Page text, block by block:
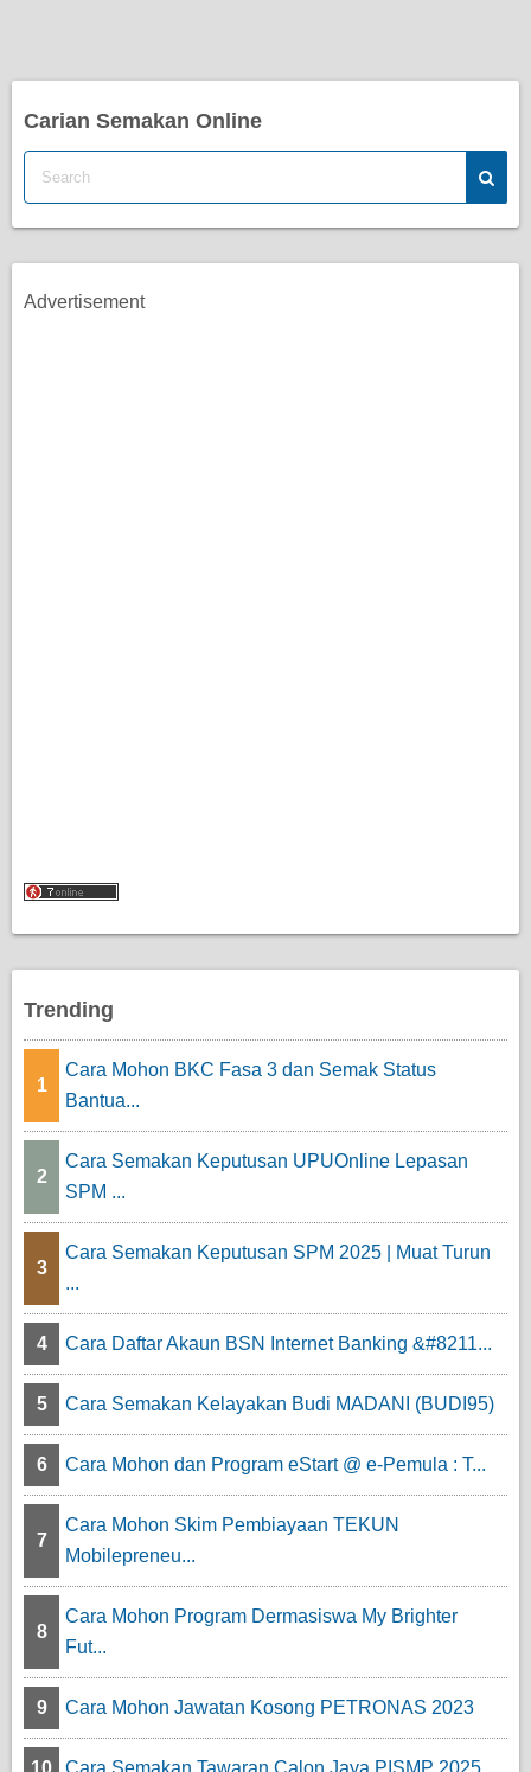
Carian Semakan Online
Advertisement
Trending
1
Cara Mohon BKC Fasa 3 dan Semak Status
Bantua...
2
Cara Semakan Keputusan UPUOnline Lepasan
SPM ...
3
Cara Semakan Keputusan SPM 2025 | Muat Turun
...
4 Cara Daftar Akaun BSN Internet Banking &#8211...
5 Cara Semakan Kelayakan Budi MADANI (BUDI95)
6 Cara Mohon dan Program eStart @ e-Pemula : T...
7
Cara Mohon Skim Pembiayaan TEKUN
Mobilepreneu...
8
Cara Mohon Program Dermasiswa My Brighter
Fut...
9 Cara Mohon Jawatan Kosong PETRONAS 2023
10 Cara Semakan Tawaran Calon Jaya PISMP 2025